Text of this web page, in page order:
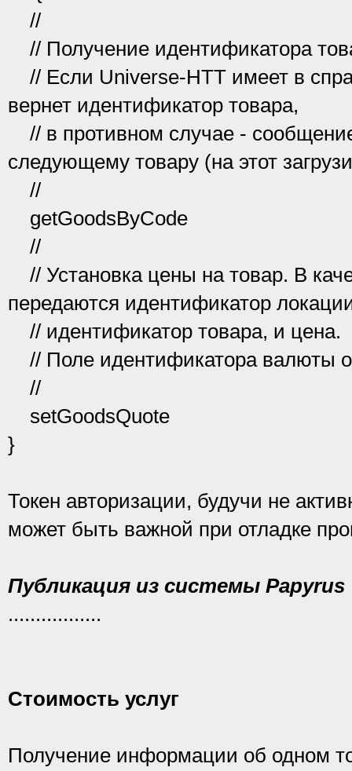
//
// Получение идентификатора
// Если Universe-HTT имеет в
вернет идентификатор товара,
// в противном случае -
следующему товару (на этот
//
getGoodsByCode
//
// Установка цены на товар. В
передаются идентификатор
// идентификатор товара, и цена.
// Поле идентификатора валюты
//
setGoodsQuote
}
Токен авторизации, будучи не
может быть важной при отладке
Публикация из системы Papyrus
.................
Стоимость услуг
Получение информации об одном